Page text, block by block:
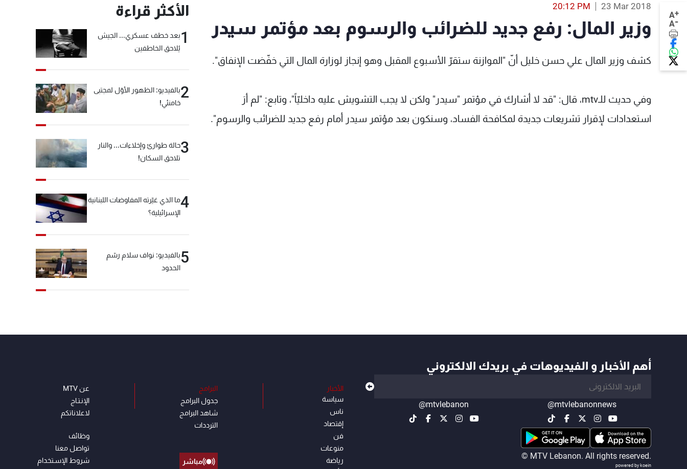
A+
A-
23 Mar 2018
20:12 PM
وزير المال: رفع جديد للضرائب والرسوم بعد مؤتمر سيدر
كشف وزير المال علي حسن خليل أنّ "الموازنة ستقرّ الأسبوع المقبل وهو إنجاز لوزارة المال التي خفّضت الإنفاق".
وفي حديث للـmtv، قال: "قد لا أشارك في مؤتمر "سيدر" ولكن لا يجب التشويش عليه داخليّاً"، وتابع: "لم أرَ
استعدادات لإقرار تشريعات جديدة لمكافحة الفساد، وسنكون بعد مؤتمر سيدر أمام رفع جديد للضرائب والرسوم".
الأكثر قراءة
1بعد خطف عسكري... الجيش
يُلاحق الخاطفين
2بالفيديو: الظهور الأوّل لمجتبى
خامنئي!
3حالة طوارئ وإخلاءات... والنار
تلاحق السكان!
4ما الذي غيّرته المفاوضات اللبنانية
الإسرائيلية؟
5بالفيديو: نواف سلام رسّم
الحدود
أهم الأخبار و الفيديوهات في بريدك الالكتروني
@mtvlebanonnews
@mtvlebanon
© MTV Lebanon. All rights reserved.
powered by koein
الأخبار
سياسة
ناس
إقتصاد
فن
منوعات
رياضة
البرامج
جدول البرامج
شاهد البرامج
الترددات
مباشر
عن MTV
الإنـتـاج
لاعلاناتكم
وظائف
تواصل معنا
شروط الإسـتخدام